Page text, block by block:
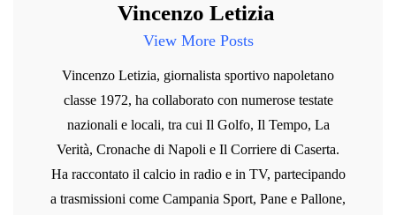
Vincenzo Letizia
View More Posts
Vincenzo Letizia, giornalista sportivo napoletano
classe 1972, ha collaborato con numerose testate
nazionali e locali, tra cui Il Golfo, Il Tempo, La
Verità, Cronache di Napoli e Il Corriere di Caserta.
Ha raccontato il calcio in radio e in TV, partecipando
a trasmissioni come Campania Sport, Pane e Pallone,